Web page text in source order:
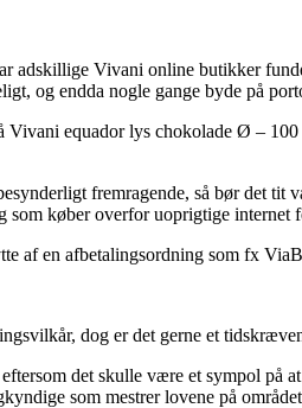
adskillige Vivani online butikker
og endda nogle gange byde på
equador lys chokolade Ø –
fremragende, så bør det tit
køber overfor uoprigtige internet
af en afbetalingsordning som fx
dog er det gerne et
det skulle være et sympol på
som mestrer lovene på